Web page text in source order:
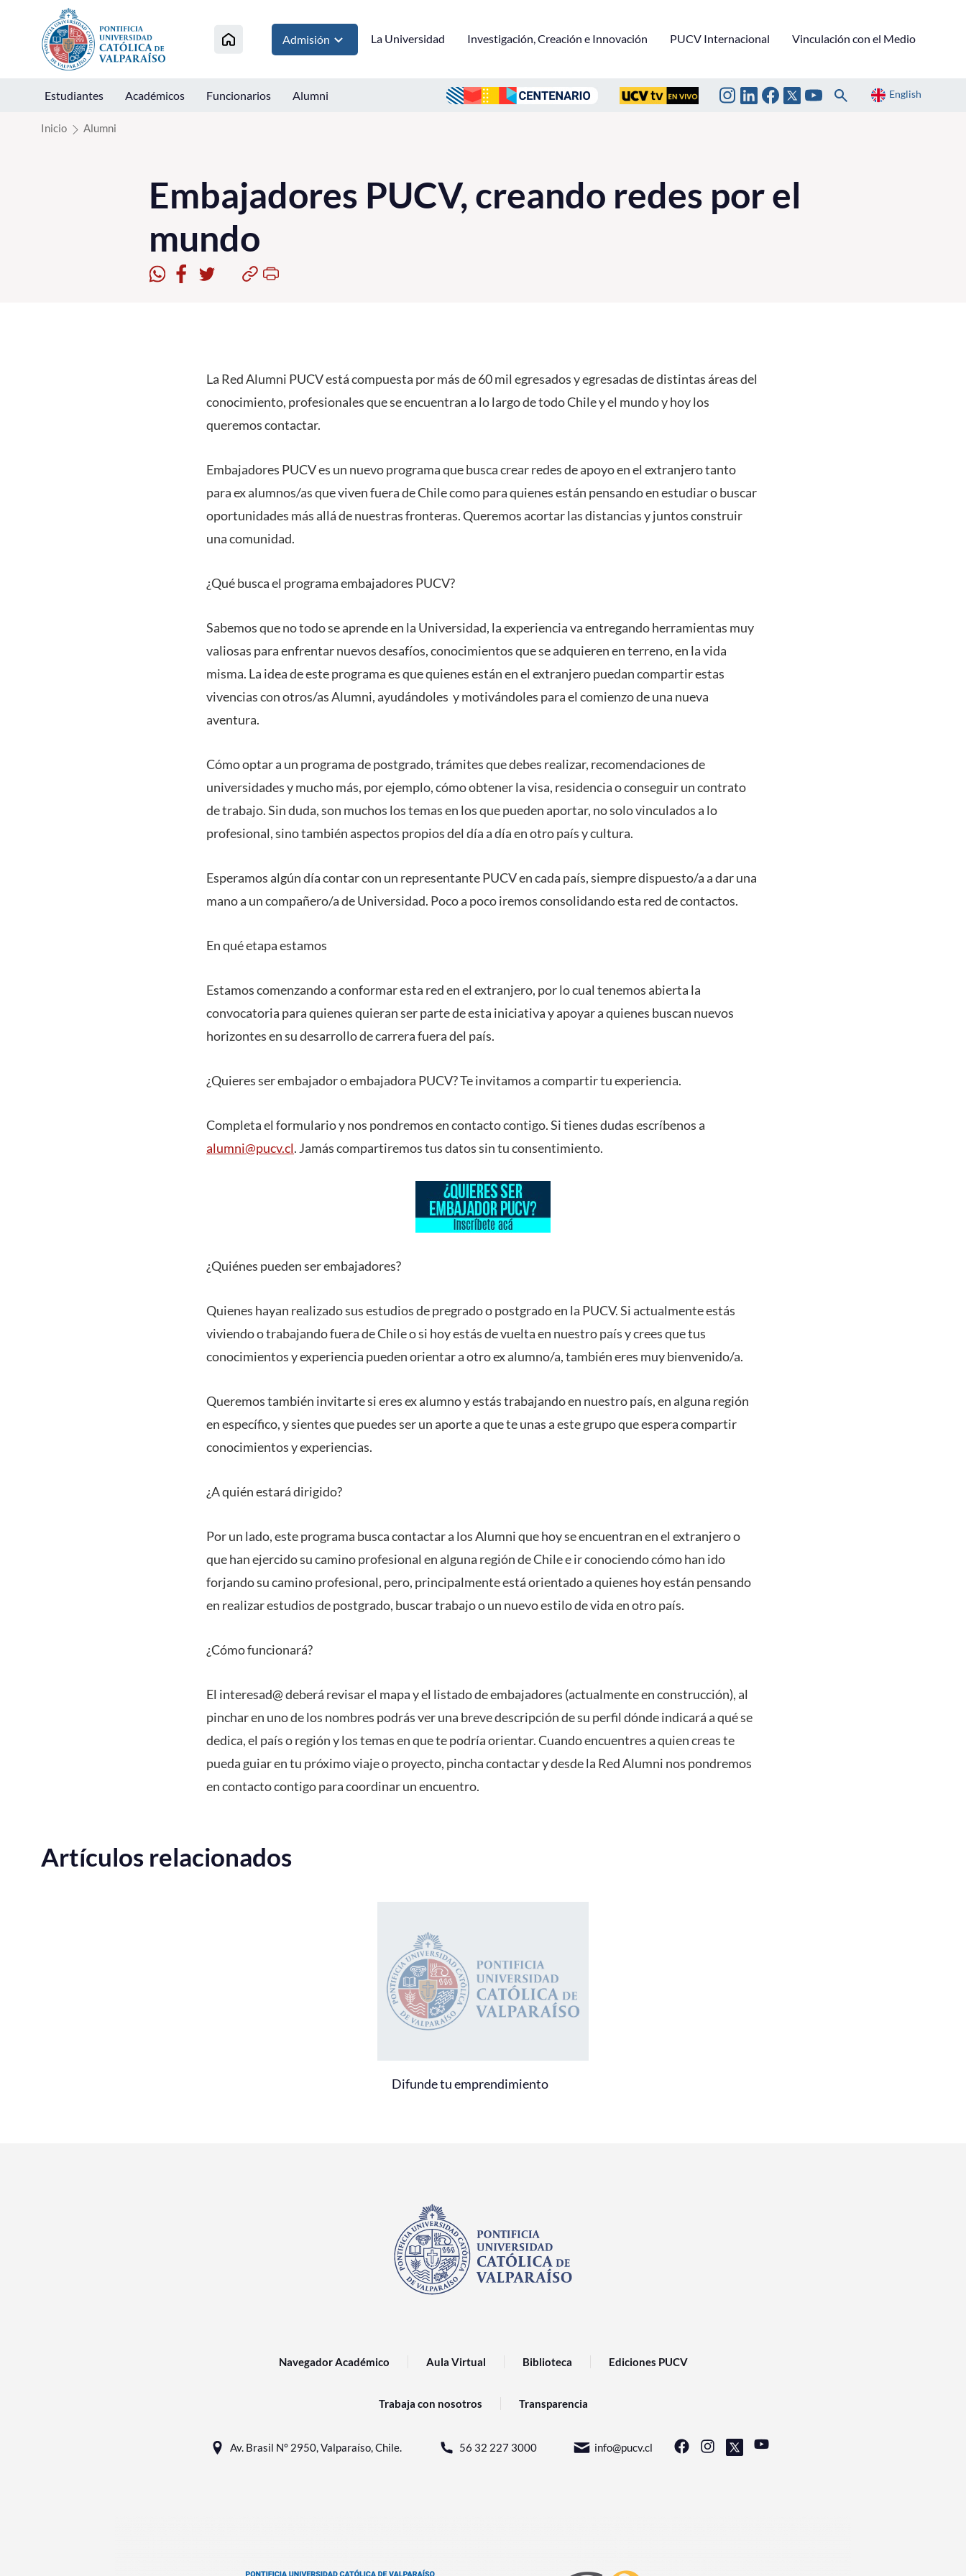
Click acá para ir directamente al contenido
Admisión La Universidad Investigación, Creación e Innovación PUCV Internacional Vinculación con el Medio
Estudiantes Académicos Funcionarios Alumni English
Inicio Alumni
Embajadores PUCV, creando redes por el
mundo
La Red Alumni PUCV está compuesta por más de 60 mil egresados y egresadas de distintas áreas del
conocimiento, profesionales que se encuentran a lo largo de todo Chile y el mundo y hoy los
queremos contactar.
Embajadores PUCV es un nuevo programa que busca crear redes de apoyo en el extranjero tanto
para ex alumnos/as que viven fuera de Chile como para quienes están pensando en estudiar o buscar
oportunidades más allá de nuestras fronteras. Queremos acortar las distancias y juntos construir
una comunidad.
¿Qué busca el programa embajadores PUCV?
Sabemos que no todo se aprende en la Universidad, la experiencia va entregando herramientas muy
valiosas para enfrentar nuevos desafíos, conocimientos que se adquieren en terreno, en la vida
misma. La idea de este programa es que quienes están en el extranjero puedan compartir estas
vivencias con otros/as Alumni, ayudándoles y motivándoles para el comienzo de una nueva
aventura.
Cómo optar a un programa de postgrado, trámites que debes realizar, recomendaciones de
universidades y mucho más, por ejemplo, cómo obtener la visa, residencia o conseguir un contrato
de trabajo. Sin duda, son muchos los temas en los que pueden aportar, no solo vinculados a lo
profesional, sino también aspectos propios del día a día en otro país y cultura.
Esperamos algún día contar con un representante PUCV en cada país, siempre dispuesto/a a dar una
mano a un compañero/a de Universidad. Poco a poco iremos consolidando esta red de contactos.
En qué etapa estamos
Estamos comenzando a conformar esta red en el extranjero, por lo cual tenemosabierta la
convocatoria para quienes quieran ser parte de esta iniciativay apoyar a quienes buscan nuevos
horizontes en su desarrollo de carrera fuera del país.
¿Quieres ser embajador o embajadora PUCV?Te invitamos a compartir tu experiencia.
Completa el formulario y nos pondremos en contacto contigo. Si tienes dudas escríbenos a
alumni@pucv.cl. Jamás compartiremos tus datos sin tu consentimiento.
¿Quiénes pueden ser embajadores?
Quienes hayan realizado sus estudios de pregrado o postgrado en la PUCV. Si actualmente estás
viviendo o trabajando fuera de Chile o si hoy estás de vuelta en nuestro país y crees que tus
conocimientos y experiencia pueden orientar a otro ex alumno/a, también eres muy bienvenido/a.
Queremos también invitarte si eres ex alumno y estás trabajando en nuestro país, en alguna región
en específico, y sientes que puedes ser un aporte a que te unas a este grupo que espera compartir
conocimientos y experiencias.
¿A quién estará dirigido?
Por un lado, este programa busca contactar a los Alumni que hoy se encuentran en el extranjero o
que han ejercido su camino profesional en alguna región de Chile e ir conociendo cómo han ido
forjando su camino profesional, pero, principalmente está orientado a quienes hoy están pensando
en realizar estudios de postgrado, buscar trabajo o un nuevo estilo de vida en otro país.
¿Cómo funcionará?
El interesad@ deberá revisar el mapa y el listado de embajadores (actualmente en construcción), al
pinchar en uno de los nombres podrás ver una breve descripción de su perfil dónde indicará a qué se
dedica, el país o región y los temas en que te podría orientar.Cuando encuentres a quien creas te
pueda guiar en tu próximo viaje o proyecto, pincha contactar y desde la Red Alumni nos pondremos
en contacto contigo para coordinar un encuentro.
Artículos relacionados
Difunde tu emprendimiento
Navegador Académico Aula Virtual Biblioteca Ediciones PUCV
Trabaja con nosotros Transparencia
Av. Brasil N° 2950, Valparaíso, Chile. 56 32 227 3000 info@pucv.cl